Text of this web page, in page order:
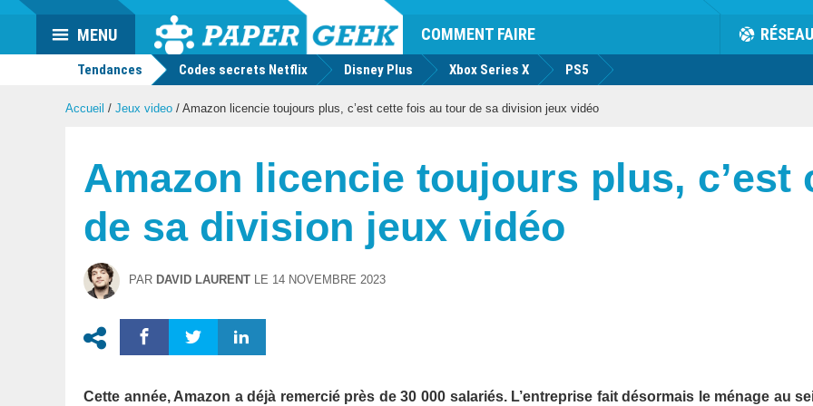
Actu
geek
COMMENT FAIRE RÉSEAU
MENU
Tendances Codes secrets Netflix Disney Plus Xbox Series X PS5
Accueil / Jeux video / Amazon licencie toujours plus, c’est cette fois au tour de sa division jeux vidéo
Amazon licencie toujours plus, c’est
de sa division jeux vidéo
PAR DAVID LAURENT LE 14 NOVEMBRE 2023
Cette année, Amazon a déjà remercié près de 30 000 salariés. L’entreprise fait désormais le ménage au